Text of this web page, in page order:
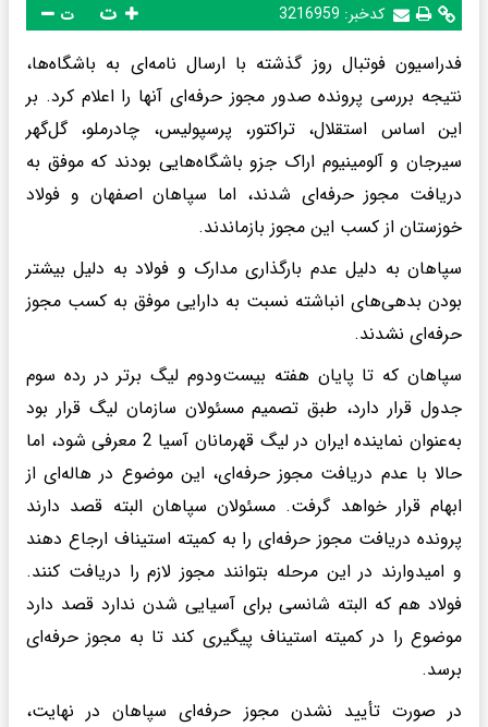
کدخبر: 3216959 ت
فدراسیون فوتبال روز گذشته با ارسال نامه‌ای به باشگاه‌ها،
نتیجه بررسی پرونده صدور مجوز حرفه‌ای آنها را اعلام کرد. بر
این اساس استقلال، تراکتور، پرسپولیس، چادرملو، گل‌گهر
سیرجان و آلومینیوم اراک جزو باشگاه‌هایی بودند که موفق به
دریافت مجوز حرفه‌ای شدند، اما سپاهان اصفهان و فولاد
خوزستان از کسب این مجوز بازماندند.
سپاهان به دلیل عدم بارگذاری مدارک و فولاد به دلیل بیشتر
بودن بدهی‌های انباشته نسبت به دارایی موفق به کسب مجوز
حرفه‌ای نشدند.
سپاهان که تا پایان هفته بیست‌ودوم لیگ برتر در رده سوم
جدول قرار دارد، طبق تصمیم مسئولان سازمان لیگ قرار بود
به‌عنوان نماینده ایران در لیگ قهرمانان آسیا 2 معرفی شود، اما
حالا با عدم دریافت مجوز حرفه‌ای، این موضوع در هاله‌ای از
ابهام قرار خواهد گرفت. مسئولان سپاهان البته قصد دارند
پرونده دریافت مجوز حرفه‌ای را به کمیته استیناف ارجاع دهند
و امیدوارند در این مرحله بتوانند مجوز لازم را دریافت کنند.
فولاد هم که البته شانسی برای آسیایی شدن ندارد قصد دارد
موضوع را در کمیته استیناف پیگیری کند تا به مجوز حرفه‌ای
برسد.
در صورت تأیید نشدن مجوز حرفه‌ای سپاهان در نهایت،